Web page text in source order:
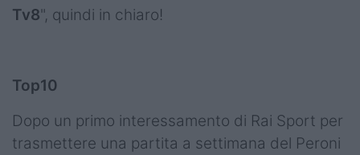
Tv8", quindi in chiaro!
Top10
Dopo un primo interessamento di Rai Sport per
trasmettere una partita a settimana del Peroni